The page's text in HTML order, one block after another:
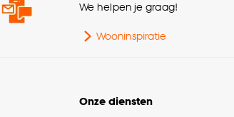
We helpen je graag!
Wooninspiratie
Onze diensten